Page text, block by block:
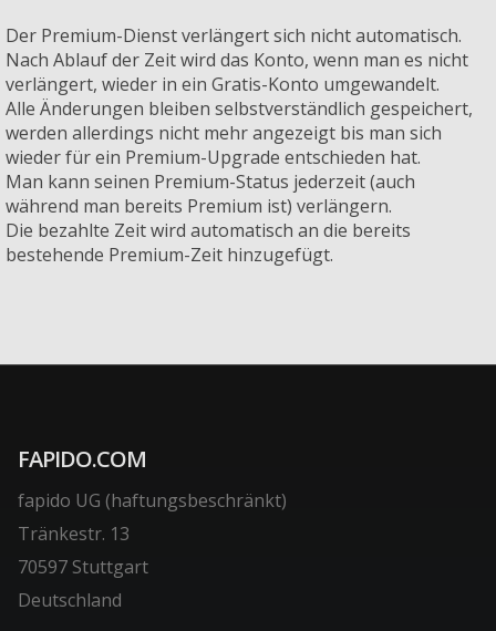
Der Premium-Dienst verlängert sich nicht automatisch.
Nach Ablauf der Zeit wird das Konto, wenn man es nicht
verlängert, wieder in ein Gratis-Konto umgewandelt.
Alle Änderungen bleiben selbstverständlich gespeichert,
werden allerdings nicht mehr angezeigt bis man sich
wieder für ein Premium-Upgrade entschieden hat.
Man kann seinen Premium-Status jederzeit (auch
während man bereits Premium ist) verlängern.
Die bezahlte Zeit wird automatisch an die bereits
bestehende Premium-Zeit hinzugefügt.
FAPIDO.COM
fapido UG (haftungsbeschränkt)
Tränkestr. 13
70597 Stuttgart
Deutschland